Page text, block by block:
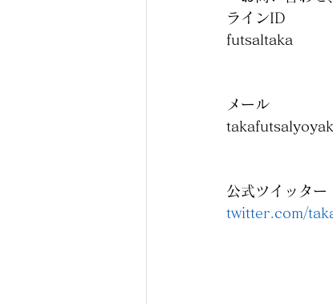
ラインID
futsaltaka
メール
公式ツイッター
twitter.com/